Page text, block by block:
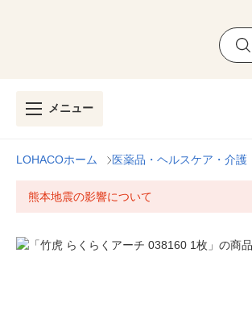
メニュー
LOHACOホーム 医薬品・ヘルスケア・介護
熊本地震の影響について